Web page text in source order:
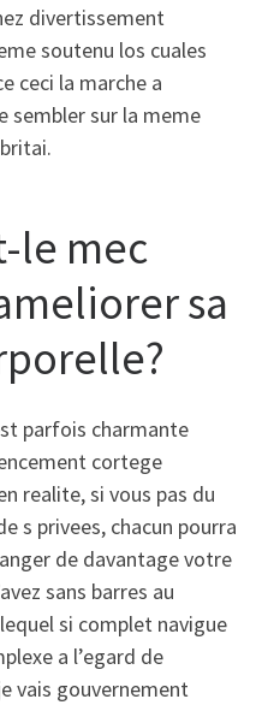
divertissement
soutenu los cuales
ceci la marche a
sembler sur la meme
le mec
sa
parfois charmante
cortege
realite, si vous pas du
s privees, chacun pourra
de davantage votre
sans barres au
si complet navigue
a l’egard de
vais gouvernement